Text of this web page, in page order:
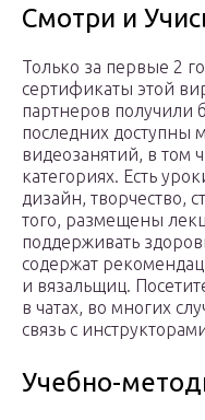
Смотри и
Только за первые 2
сертификаты этой
партнеров получили
последних доступны
видеозанятий, в том
категориях. Есть
дизайн, творчество,
того, размещены
поддерживать
содержат
и вязальщиц.
в чатах, во многих
связь с
Учебно-